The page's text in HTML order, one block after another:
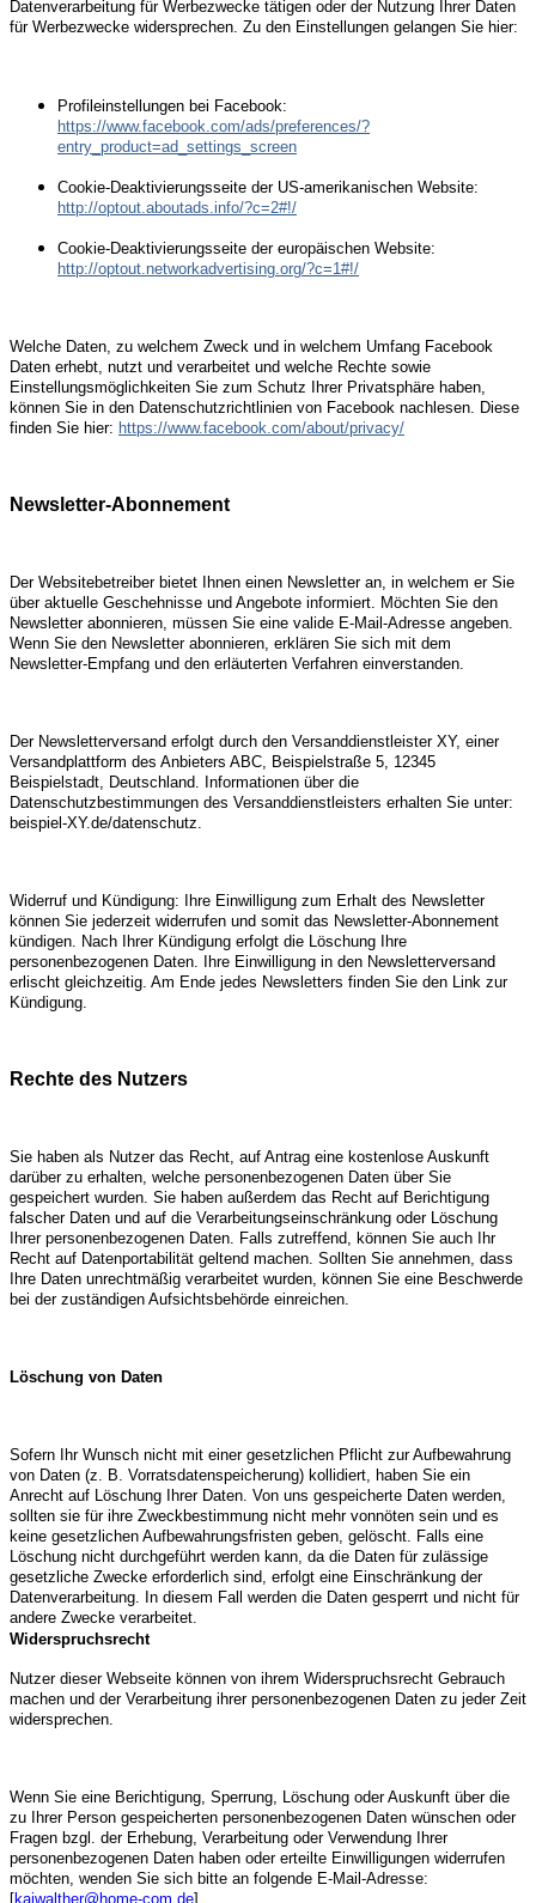
Datenverarbeitung für Werbezwecke tätigen oder der Nutzung Ihrer Daten
für Werbezwecke widersprechen. Zu den Einstellungen gelangen Sie hier:
Profileinstellungen bei Facebook:
https://www.facebook.com/ads/preferences/?
entry_product=ad_settings_screen
Cookie-Deaktivierungsseite der US-amerikanischen Website:
http://optout.aboutads.info/?c=2#!/
Cookie-Deaktivierungsseite der europäischen Website:
http://optout.networkadvertising.org/?c=1#!/
Welche Daten, zu welchem Zweck und in welchem Umfang Facebook
Daten erhebt, nutzt und verarbeitet und welche Rechte sowie
Einstellungsmöglichkeiten Sie zum Schutz Ihrer Privatsphäre haben,
können Sie in den Datenschutzrichtlinien von Facebook nachlesen. Diese
finden Sie hier: https://www.facebook.com/about/privacy/
Newsletter-Abonnement
Der Websitebetreiber bietet Ihnen einen Newsletter an, in welchem er Sie
über aktuelle Geschehnisse und Angebote informiert. Möchten Sie den
Newsletter abonnieren, müssen Sie eine valide E-Mail-Adresse angeben.
Wenn Sie den Newsletter abonnieren, erklären Sie sich mit dem
Newsletter-Empfang und den erläuterten Verfahren einverstanden.
Der Newsletterversand erfolgt durch den Versanddienstleister XY, einer
Versandplattform des Anbieters ABC, Beispielstraße 5, 12345
Beispielstadt, Deutschland. Informationen über die
Datenschutzbestimmungen des Versanddienstleisters erhalten Sie unter:
beispiel-XY.de/datenschutz.
Widerruf und Kündigung: Ihre Einwilligung zum Erhalt des Newsletter
können Sie jederzeit widerrufen und somit das Newsletter-Abonnement
kündigen. Nach Ihrer Kündigung erfolgt die Löschung Ihre
personenbezogenen Daten. Ihre Einwilligung in den Newsletterversand
erlischt gleichzeitig. Am Ende jedes Newsletters finden Sie den Link zur
Kündigung.
Rechte des Nutzers
Sie haben als Nutzer das Recht, auf Antrag eine kostenlose Auskunft
darüber zu erhalten, welche personenbezogenen Daten über Sie
gespeichert wurden. Sie haben außerdem das Recht auf Berichtigung
falscher Daten und auf die Verarbeitungseinschränkung oder Löschung
Ihrer personenbezogenen Daten. Falls zutreffend, können Sie auch Ihr
Recht auf Datenportabilität geltend machen. Sollten Sie annehmen, dass
Ihre Daten unrechtmäßig verarbeitet wurden, können Sie eine Beschwerde
bei der zuständigen Aufsichtsbehörde einreichen.
Löschung von Daten
Sofern Ihr Wunsch nicht mit einer gesetzlichen Pflicht zur Aufbewahrung
von Daten (z. B. Vorratsdatenspeicherung) kollidiert, haben Sie ein
Anrecht auf Löschung Ihrer Daten. Von uns gespeicherte Daten werden,
sollten sie für ihre Zweckbestimmung nicht mehr vonnöten sein und es
keine gesetzlichen Aufbewahrungsfristen geben, gelöscht. Falls eine
Löschung nicht durchgeführt werden kann, da die Daten für zulässige
gesetzliche Zwecke erforderlich sind, erfolgt eine Einschränkung der
Datenverarbeitung. In diesem Fall werden die Daten gesperrt und nicht für
andere Zwecke verarbeitet.
Widerspruchsrecht
Nutzer dieser Webseite können von ihrem Widerspruchsrecht Gebrauch
machen und der Verarbeitung ihrer personenbezogenen Daten zu jeder Zeit
widersprechen.
Wenn Sie eine Berichtigung, Sperrung, Löschung oder Auskunft über die
zu Ihrer Person gespeicherten personenbezogenen Daten wünschen oder
Fragen bzgl. der Erhebung, Verarbeitung oder Verwendung Ihrer
personenbezogenen Daten haben oder erteilte Einwilligungen widerrufen
möchten, wenden Sie sich bitte an folgende E-Mail-Adresse:
[kaiwalther@home-com.de]